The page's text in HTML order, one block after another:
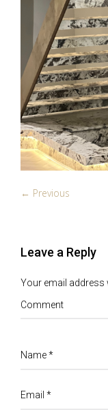
← Previous
Leave a Reply
Your email address
Comment
Name*
Email *